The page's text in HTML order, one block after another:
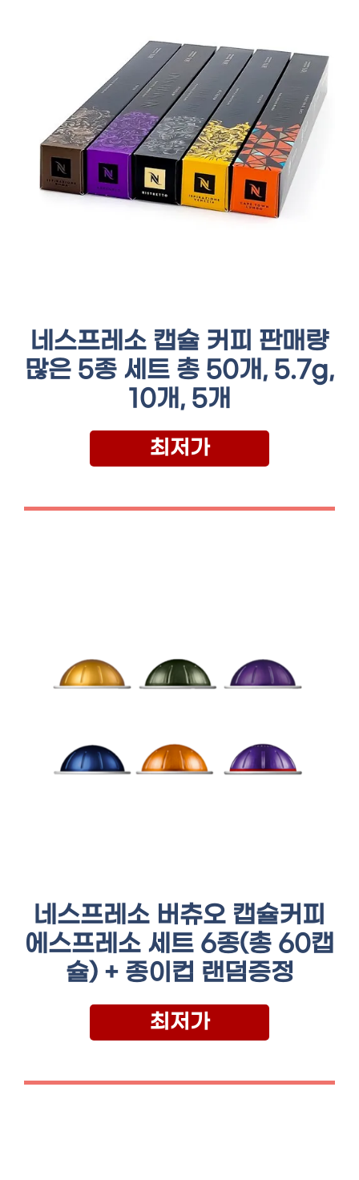
네스프레소 캡슐 커피 판매량
많은 5종 세트 총 50개, 5.7g,
10개, 5개
최저가
네스프레소 버츄오 캡슐커피
에스프레소 세트 6종(총 60캡
슐) + 종이컵 랜덤증정
최저가